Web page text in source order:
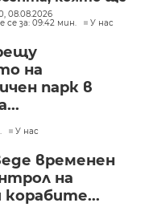
до края на
си
08.08.2026
се за: 09:42 мин.
У нас
на
парк в
У нас
временен
на